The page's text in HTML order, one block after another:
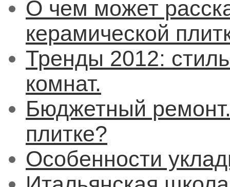
О чем может
керамической
Тренды 2012:
комнат.
Бюджетный
плитке?
Особенности